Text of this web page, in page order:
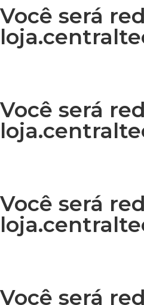
Você será
Você será
Você será
Você será